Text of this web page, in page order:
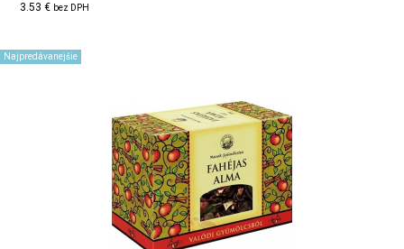
3.53 € bez DPH
Najpredávanejšie